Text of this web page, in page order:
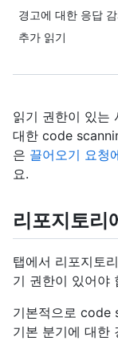
경고에 대한 응답
추가 읽기
읽기 권한이 있는
대한 code
은 끌어오기 요청
요.
리포지토리
탭에서 리포지토
기 권한이 있어야
기본적으로 code
기본 분기에 대한